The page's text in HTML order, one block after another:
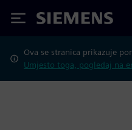
Siemens
Ova se stranica prikazuje
Umjesto toga, pogledaj na